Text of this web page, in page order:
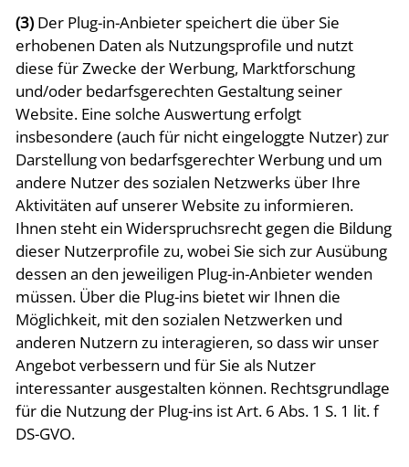
(3) Der Plug-in-Anbieter speichert die über Sie
erhobenen Daten als Nutzungsprofile und nutzt
diese für Zwecke der Werbung, Marktforschung
und/oder bedarfsgerechten Gestaltung seiner
Website. Eine solche Auswertung erfolgt
insbesondere (auch für nicht eingeloggte Nutzer) zur
Darstellung von bedarfsgerechter Werbung und um
andere Nutzer des sozialen Netzwerks über Ihre
Aktivitäten auf unserer Website zu informieren.
Ihnen steht ein Widerspruchsrecht gegen die Bildung
dieser Nutzerprofile zu, wobei Sie sich zur Ausübung
dessen an den jeweiligen Plug-in-Anbieter wenden
müssen. Über die Plug-ins bietet wir Ihnen die
Möglichkeit, mit den sozialen Netzwerken und
anderen Nutzern zu interagieren, so dass wir unser
Angebot verbessern und für Sie als Nutzer
interessanter ausgestalten können. Rechtsgrundlage
für die Nutzung der Plug-ins ist Art. 6 Abs. 1 S. 1 lit. f
DS-GVO.